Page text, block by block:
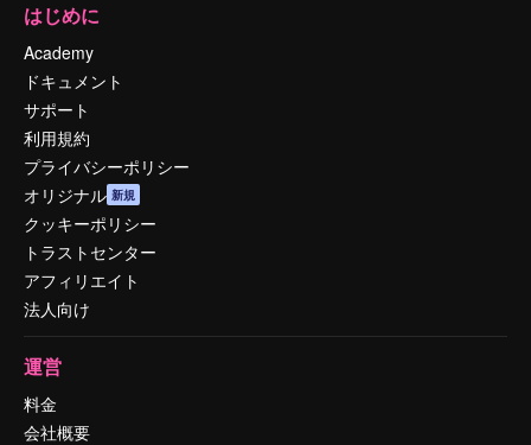
はじめに
Academy
ドキュメント
サポート
利用規約
プライバシーポリシー
オリジナル 新規
クッキーポリシー
トラストセンター
アフィリエイト
法人向け
運営
料金
会社概要